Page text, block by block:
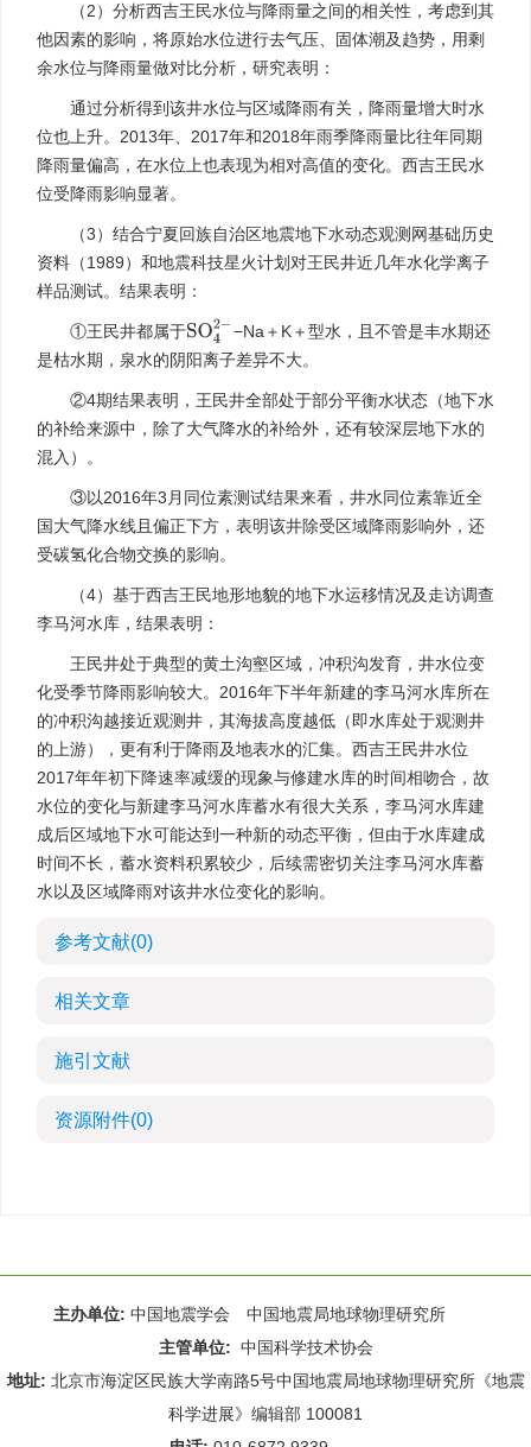
（2）分析西吉王民水位与降雨量之间的相关性，考虑到其
他因素的影响，将原始水位进行去气压、固体潮及趋势，用剩
余水位与降雨量做对比分析，研究表明：
通过分析得到该井水位与区域降雨有关，降雨量增大时水
位也上升。2013年、2017年和2018年雨季降雨量比往年同期
降雨量偏高，在水位上也表现为相对高值的变化。西吉王民水
位受降雨影响显著。
（3）结合宁夏回族自治区地震地下水动态观测网基础历史
资料（1989）和地震科技星火计划对王民井近几年水化学离子
样品测试。结果表明：
①王民井都属于SO42−−Na＋K＋型水，且不管是丰水期还
是枯水期，泉水的阴阳离子差异不大。
②4期结果表明，王民井全部处于部分平衡水状态（地下水
的补给来源中，除了大气降水的补给外，还有较深层地下水的
混入）。
③以2016年3月同位素测试结果来看，井水同位素靠近全
国大气降水线且偏正下方，表明该井除受区域降雨影响外，还
受碳氢化合物交换的影响。
（4）基于西吉王民地形地貌的地下水运移情况及走访调查
李马河水库，结果表明：
王民井处于典型的黄土沟壑区域，冲积沟发育，井水位变
化受季节降雨影响较大。2016年下半年新建的李马河水库所在
的冲积沟越接近观测井，其海拔高度越低（即水库处于观测井
的上游），更有利于降雨及地表水的汇集。西吉王民井水位
2017年年初下降速率减缓的现象与修建水库的时间相吻合，故
水位的变化与新建李马河水库蓄水有很大关系，李马河水库建
成后区域地下水可能达到一种新的动态平衡，但由于水库建成
时间不长，蓄水资料积累较少，后续需密切关注李马河水库蓄
水以及区域降雨对该井水位变化的影响。
参考文献(0)
相关文章
施引文献
资源附件(0)
主办单位: 中国地震学会 中国地震局地球物理研究所
主管单位: 中国科学技术协会
地址: 北京市海淀区民族大学南路5号中国地震局地球物理研究所《地震
科学进展》编辑部 100081